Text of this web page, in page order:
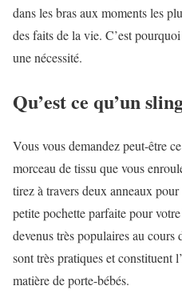
dans les bras aux moments les
des faits de la vie. C’est
une nécessité.
Qu’est ce qu’un
Vous vous demandez peut-être
morceau de tissu que vous
tirez à travers deux anneaux
petite pochette parfaite pour
devenus très populaires au cours
sont très pratiques et constituent
matière de porte-bébés.